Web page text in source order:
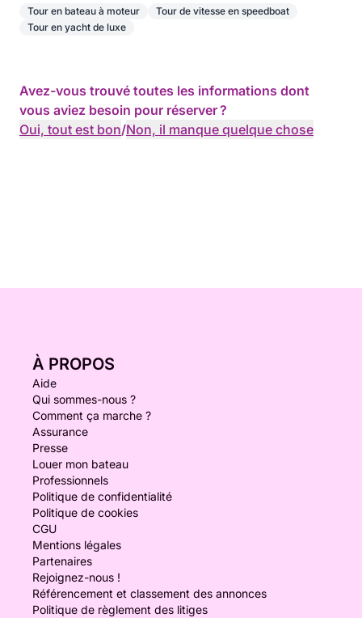
Tour en bateau à moteur
Tour de vitesse en speedboat
Tour en yacht de luxe
Avez-vous trouvé toutes les informations dont
vous aviez besoin pour réserver ?
Oui, tout est bon/Non, il manque quelque chose
À PROPOS
Aide
Qui sommes-nous ?
Comment ça marche ?
Assurance
Presse
Louer mon bateau
Professionnels
Politique de confidentialité
Politique de cookies
CGU
Mentions légales
Partenaires
Rejoignez-nous !
Référencement et classement des annonces
Politique de règlement des litiges